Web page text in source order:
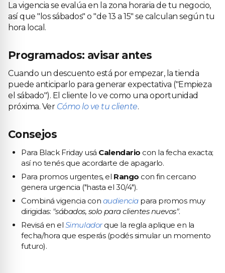
La vigencia se evalúa en la zona horaria de tu negocio,
así que "los sábados" o "de 13 a 15" se calculan según tu
hora local.
Programados: avisar antes
Cuando un descuento está por empezar, la tienda
puede anticiparlo para generar expectativa ("Empieza
el sábado"). El cliente lo ve como una oportunidad
próxima. Ver Cómo lo ve tu cliente.
Consejos
Para Black Friday usá Calendario con la fecha exacta;
así no tenés que acordarte de apagarlo.
Para promos urgentes, el Rango con fin cercano
genera urgencia ("hasta el 30/4").
Combiná vigencia con audienciapara promos muy
dirigidas: "sábados, solo para clientes nuevos".
Revisá en el Simuladorque la regla aplique en la
fecha/hora que esperás (podés simular un momento
futuro).